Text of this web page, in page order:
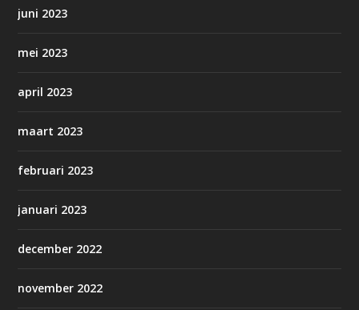
juni 2023
mei 2023
april 2023
maart 2023
februari 2023
januari 2023
december 2022
november 2022